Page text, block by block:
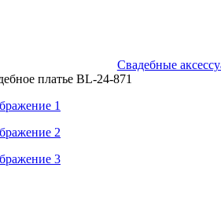
Свадебные
платье BL-24-871